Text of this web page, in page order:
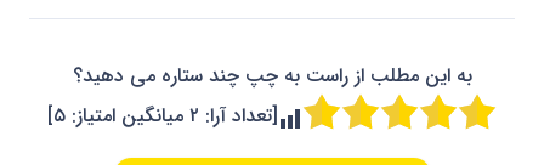
به این مطلب از راست به چپ چند ستاره می دهید؟
[تعداد آرا: ۲ میانگین امتیاز: ۵]